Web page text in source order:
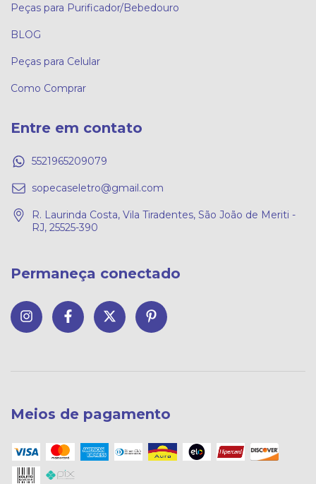
Peças para Purificador/Bebedouro
BLOG
Peças para Celular
Como Comprar
Entre em contato
5521965209079
sopecaseletro@gmail.com
R. Laurinda Costa, Vila Tiradentes, São João de Meriti -
RJ, 25525-390
Permaneça conectado
Meios de pagamento